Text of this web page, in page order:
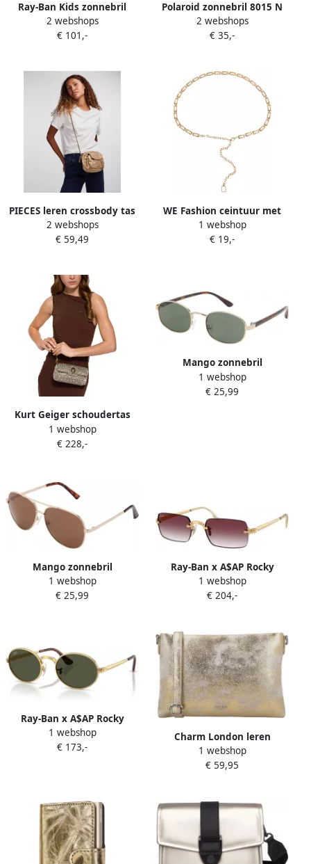
Ray-Ban Kids zonnebril
0RJ9506S goudkleurig
Metaal
2 webshops
€ 101,-
Polaroid zonnebril 8015 N
goudkleurig Metaal Effen
2 webshops
€ 35,-
PIECES leren crossbody tas
PCNAINA goud
2 webshops
€ 59,49
WE Fashion ceintuur met
schakels goudkleurig
1 webshop
€ 19,-
Kurt Geiger schoudertas
Oxford met strass
goudkleurig
1 webshop
€ 228,-
Mango zonnebril
goudkleurig
1 webshop
€ 25,99
Mango zonnebril
goudkleurig
1 webshop
€ 25,99
Ray-Ban x A$AP Rocky
zonnebril RB3928
goudkleurig paars
1 webshop
€ 204,-
Ray-Ban x A$AP Rocky
zonnebril RB3931
goudkleurig groen
1 webshop
€ 173,-
Charm London leren
crossbody tas South Hill
goudkleurig
1 webshop
€ 59,95